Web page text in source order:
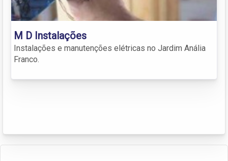
M D Instalações
Instalações e manutenções elétricas no Jardim Anália
Franco.